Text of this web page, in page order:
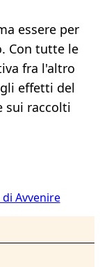
essere per
Con tutte le
fra l'altro
effetti del
sui raccolti
Avvenire